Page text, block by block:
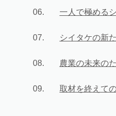
一人で極める
シイタケの新
農業の未来の
取材を終えて